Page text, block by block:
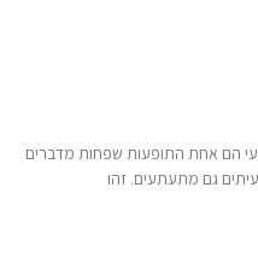
הם אחת התופעות שפחות מדברים
גם מתעתעים. זהו